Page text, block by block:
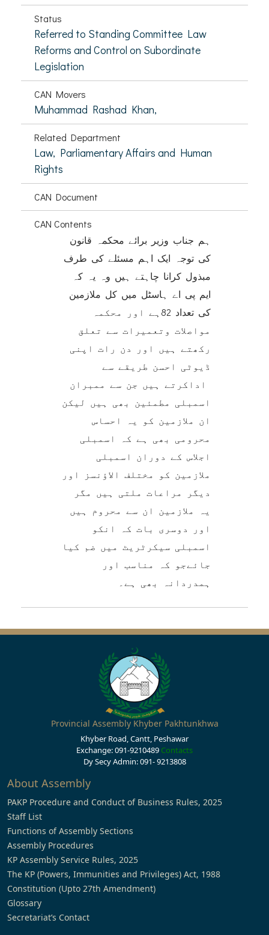
Status
Referred to Standing Committee Law
Reforms and Control on Subordinate
Legislation
CAN Movers
Muhammad Rashad Khan,
Related Department
Law, Parliamentary Affairs and Human
Rights
CAN Document
CAN Contents
ہم جناب وزیر برائے محکمہ قانون
کی توجہ ایک اہم مسئلے کی طرف
مبذول کرانا چاہتے ہیں وہ یہ کہ
ایم پی اے ہاسٹل میں کل ملازمین
کی تعداد 82ہے اور محکمہ
مواصلات وتعمیرات سے تعلق
رکھتے ہیں اور دن رات اپنی
ڈیوٹی احسن طریقے سے
اداکرتے ہیں جن سے ممبران
اسمبلی مطمئین بھی ہیں لیکن
ان ملازمین کو یہ احساس
محرومی بھی ہے کہ اسمبلی
اجلاس کے دوران اسمبلی
ملازمین کو مختلف الاؤنسز اور
دیگر مراعات ملتی ہیں مگر
یہ ملازمین ان سے محروم ہیں
اور دوسری بات کہ انکو
اسمبلی سیکرٹریٹ میں ضم کیا
جائےجو کہ مناسب اور
ہمدردانہ بھی ہے۔
Provincial Assembly Khyber Pakhtunkhwa
Khyber Road, Cantt, Peshawar
Exchange: 091-9210489 Contacts
Dy Secy Admin: 091- 9213808
About Assembly
PAKP Procedure and Conduct of Business Rules, 2025
Staff List
Functions of Assembly Sections
Assembly Procedures
KP Assembly Service Rules, 2025
The KP (Powers, Immunities and Privileges) Act, 1988
Constitution (Upto 27th Amendment)
Glossary
Secretariat’s Contact